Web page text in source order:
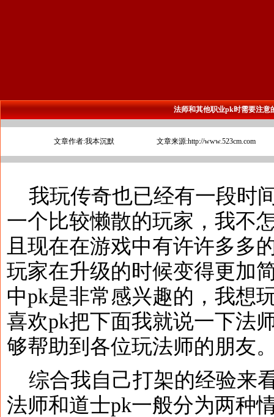
法师和其他职业pk时需要注意
文章作者:我本沉默 文章来源:http://www.523cm.com
我玩传奇也已经有一段时
一个比较懒散的玩家，我不
且现在在游戏中有许许多多
玩家在升级的时候变得更加
中pk是非常感兴趣的，我想
喜欢pk把下面我就说一下法
够帮助到各位玩法师的朋友
综合我自己打架的经验来
法师和道士pk一般分为两种